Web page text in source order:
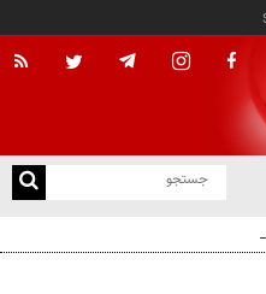
تناقض‌های محسن قرایی